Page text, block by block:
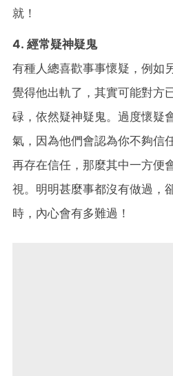
就！
4. 經常疑神疑鬼
有種人總喜歡事事懷疑，例如
覺得他出軌了，其實可能對方
碌，依然疑神疑鬼。過度懷疑
氣，因為他們會認為你不夠信
再存在信任，那麼其中一方便
視。明明甚麼事都沒有做過，
時，內心會有多難過！